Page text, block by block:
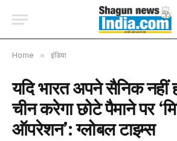
Home » इंडिया
यदि भारत अपने सैनिक नहीं
चीन करेगा छोटे पैमाने पर
ऑपरेशन’: ग्लोबल टाइम्स